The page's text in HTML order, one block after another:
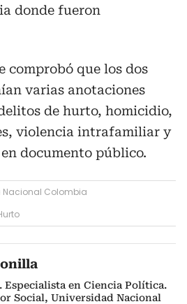
donde fueron
comprobó que los dos
varias anotaciones
de hurto, homicidio,
violencia intrafamiliar y
documento público.
Nacional Colombia
Especialista en Ciencia Política.
Social, Universidad Nacional